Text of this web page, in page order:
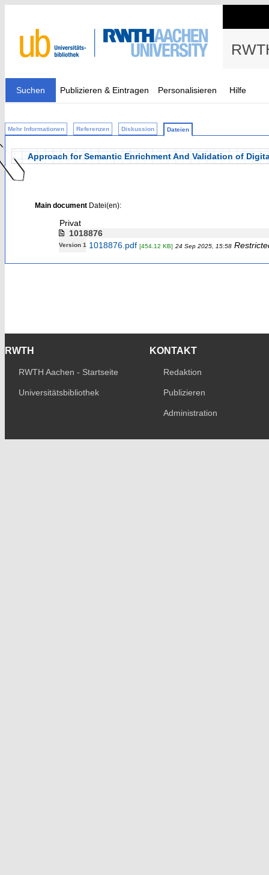
Suchen Publizieren & Eintragen Personalisieren Hilfe
Mehr Informationen Referenzen Diskussion Dateien
Approach for Semantic Enrichment And Validation of
Main documentDatei(en):
Privat
1018876
Version 1 1018876.pdf [454.12 KB] 24 Sep 2025, 15:58
RWTH
RWTH Aachen - Startseite
Universitätsbibliothek
KONTAKT
Redaktion
Publizieren
Administration